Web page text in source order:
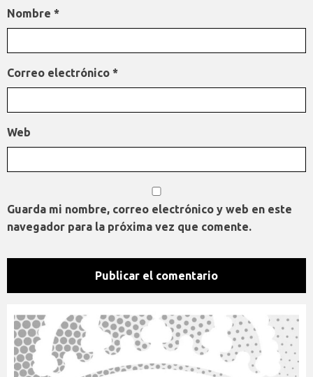
Nombre *
Correo electrónico *
Web
Guarda mi nombre, correo electrónico y web en este
navegador para la próxima vez que comente.